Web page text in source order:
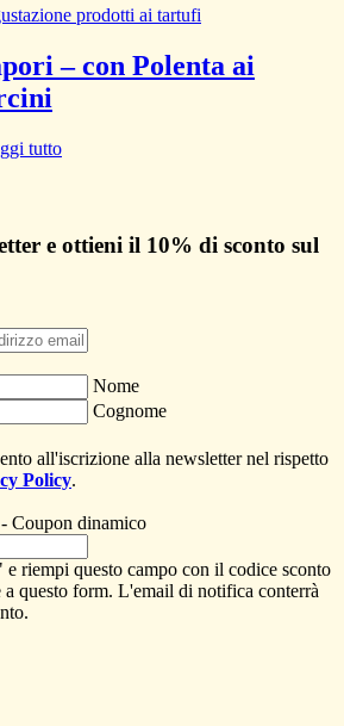
– con Polenta ai
tutto
e ottieni il 10% di sconto sul
Nome
Cognome
all'iscrizione alla newsletter nel rispetto
Policy.
Coupon dinamico
riempi questo campo con il codice sconto
a questo form. L'email di notifica conterrà